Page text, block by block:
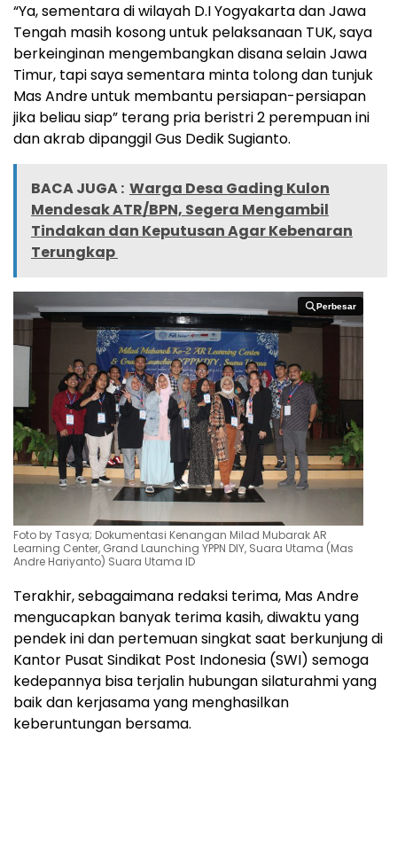
“Ya, sementara di wilayah D.I Yogyakarta dan Jawa
Tengah masih kosong untuk pelaksanaan TUK, saya
berkeinginan mengembangkan disana selain Jawa
Timur, tapi saya sementara minta tolong dan tunjuk
Mas Andre untuk membantu persiapan-persiapan
jika beliau siap” terang pria beristri 2 perempuan ini
dan akrab dipanggil Gus Dedik Sugianto.
BACA JUGA : Warga Desa Gading Kulon
Mendesak ATR/BPN, Segera Mengambil
Tindakan dan Keputusan Agar Kebenaran
Terungkap
Perbesar
Perbesar
Foto by Tasya; Dokumentasi Kenangan Milad Mubarak AR
Learning Center, Grand Launching YPPN DIY, Suara Utama (Mas
Andre Hariyanto) Suara Utama ID
Terakhir, sebagaimana redaksi terima, Mas Andre
mengucapkan banyak terima kasih, diwaktu yang
pendek ini dan pertemuan singkat saat berkunjung di
Kantor Pusat Sindikat Post Indonesia (SWI) semoga
kedepannya bisa terjalin hubungan silaturahmi yang
baik dan kerjasama yang menghasilkan
keberuntungan bersama.